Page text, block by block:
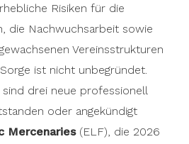
Risiken für die
die Nachwuchsarbeit sowie
Vereinsstrukturen
ist nicht unbegründet.
drei neue professionell
oder angekündigt
Mercenaries(ELF), die 2026